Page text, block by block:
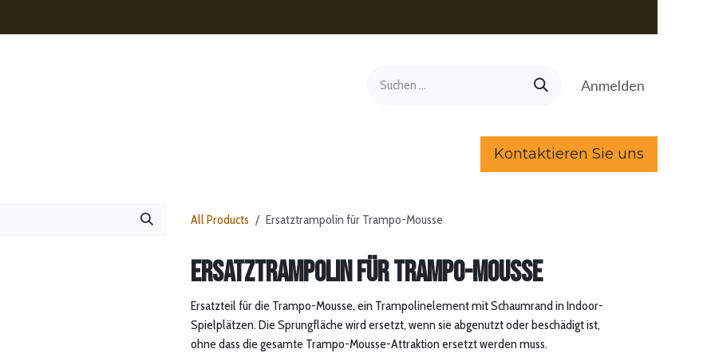
Anmelden
Kontaktieren Sie uns
All Products Ersatztrampolin für Trampo-Mousse
Ersatztrampolin für Trampo-Mousse
Ersatzteil für die Trampo-Mousse, ein Trampolinelement mit Schaumrand in Indoor-
Spielplätzen. Die Sprungfläche wird ersetzt, wenn sie abgenutzt oder beschädigt ist,
ohne dass die gesamte Trampo-Mousse-Attraktion ersetzt werden muss.